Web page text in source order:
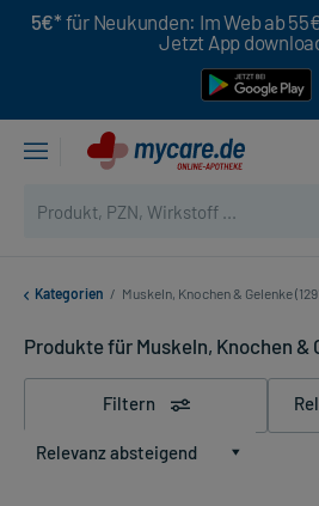
5€* für Neukunden: Im Web ab
Jetzt App
Kategorien / Muskeln, Knochen & Gelenke
Produkte für Muskeln, Knochen &
Filtern
Relevanz absteigend